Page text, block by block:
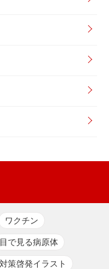
ワクチン
目で見る病原体
策啓発イラスト